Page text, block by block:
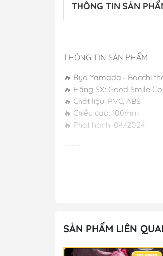
THÔNG TIN SẢN
THÔNG TIN SẢN PHẨM
🔥 Ryo Yamada - Bocchi
🔥 Hãng SX: Good Smile
🔥 Chất liệu: PVC, ABS
🔥 Chiều cao: 100mm
🔥 Phát
SẢN PHẨM LIÊN